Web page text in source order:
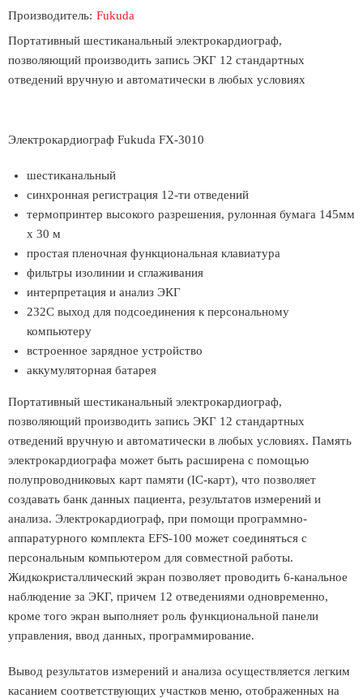
Производитель: Fukuda
Портативный шестиканальный электрокардиограф,
позволяющий производить запись ЭКГ 12 стандартных
отведений вручную и автоматически в любых условиях
Электрокардиограф Fukuda FX-3010
шестиканальный
синхронная регистрация 12-ти отведений
термопринтер высокого разрешения, рулонная бумага 145мм
х 30 м
простая пленочная функциональная клавиатура
фильтры изолинии и сглаживания
интерпретация и анализ ЭКГ
232С выход для подсоединения к персональному
компьютеру
встроенное зарядное устройство
аккумуляторная батарея
Портативный шестиканальный электрокардиограф,
позволяющий производить запись ЭКГ 12 стандартных
отведений вручную и автоматически в любых условиях. Память
электрокардиографа может быть расширена с помощью
полупроводниковых карт памяти (IC-карт), что позволяет
создавать банк данных пациента, результатов измерений и
анализа. Электрокардиограф, при помощи программно-
аппаратурного комплекта EFS-100 может соединяться с
персональным компьютером для совместной работы.
Жидкокристаллический экран позволяет проводить 6-канальное
наблюдение за ЭКГ, причем 12 отведениями одновременно,
кроме того экран выполняет роль функциональной панели
управления, ввод данных, программирование.
Вывод результатов измерений и анализа осуществляется легким
касанием соответствующих участков меню, отображенных на